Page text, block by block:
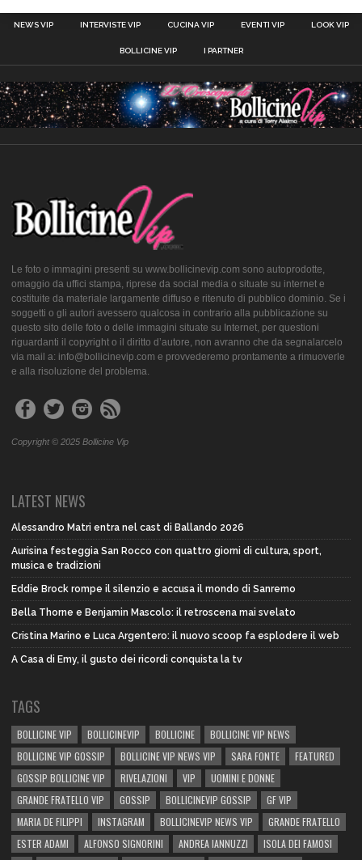
NEWS VIP INTERVISTE VIP CUCINA VIP EVENTI VIP LOOK VIP
BOLLICINE VIP I PARTNER
Le foto o immagini presenti su www.bollicinevip.com sono autoprodotte,
omaggio da uffici stampa, riprese da social media o situate su internet e
costituite da materiale largamente diffuso e ritenuto di pubblico dominio. Se i
soggetti o gli autori avessero qualcosa in contrario alla pubblicazione su
questo sito delle foto o delle immagini situate su Internet, per questioni
riguardanti il copyright o il diritto d’autore, non avranno che da segnalarcelo
via mail a: info@bollicinevip.com e provvederemo prontamente a rimuoverle
e alla risoluzione del problema.
Copyright © 2025 Bollicine Vip
LATEST NEWS
Alessandro Matri entra nel cast di Ballando 2026
Aurisina festeggia San Rocco con quattro giorni di cultura, sport,
musica e tradizioni
Eddie Brock rompe il silenzio e accusa il mondo di Sanremo
Bella Thorne e Benjamin Mascolo: il retroscena mai svelato
Cristina Marino e Luca Argentero: il nuovo scoop fa esplodere il web
A Casa di Emy, il gusto dei ricordi conquista la tv
TAGS
BOLLICINE VIP BOLLICINEVIP BOLLICINE
BOLLICINE VIP NEWS
BOLLICINE VIP GOSSIP
BOLLICINE VIP NEWS VIP SARA FONTE
FEATURED
GOSSIP BOLLICINE VIP
RIVELAZIONI VIP
UOMINI E DONNE
GRANDE FRATELLO VIP
GOSSIP BOLLICINEVIP GOSSIP
GF VIP
MARIA DE FILIPPI
INSTAGRAM BOLLICINEVIP NEWS VIP
GRANDE FRATELLO
ESTER ADAMI
ALFONSO SIGNORINI ANDREA IANNUZZI
ISOLA DEI FAMOSI